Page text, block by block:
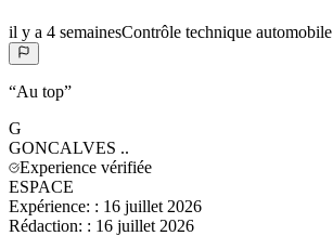
il y a 4 semainesContrôle technique automobile
“Au top”
G
GONCALVES ..
Experience vérifiée
ESPACE
Expérience: : 16 juillet 2026
Rédaction: : 16 juillet 2026